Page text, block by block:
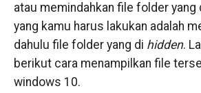
atau memindahkan file folder yang
yang kamu harus lakukan adalah
dahulu file folder yang di hidden.
berikut cara menampilkan file
windows 10.